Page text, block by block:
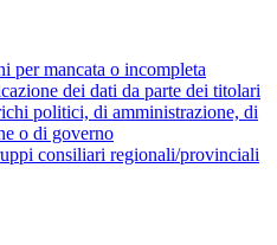
per mancata o incompleta
dei dati da parte dei titolari
politici, di amministrazione, di
o di governo
consiliari regionali/provinciali